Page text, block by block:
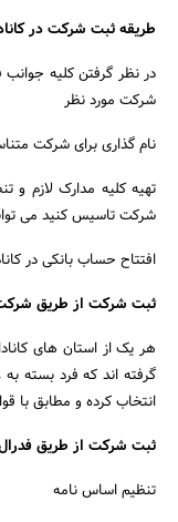
طریقه ثبت شرکت در
در نظر گرفتن کلیه
شرکت مورد نظر
نام گذاری برای شرکت
تهیه کلیه مدارک لازم و
شرکت تاسیس کنید می
افتتاح حساب بانکی در
ثبت شرکت از طریق شرکت
هر یک از استان های
گرفته اند که فرد بسته
انتخاب کرده و مطابق با
ثبت شرکت از طریق فدرال
تنظیم اساس نامه